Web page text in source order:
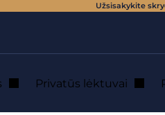
Užsisakykite
Privatūs lėktuvai